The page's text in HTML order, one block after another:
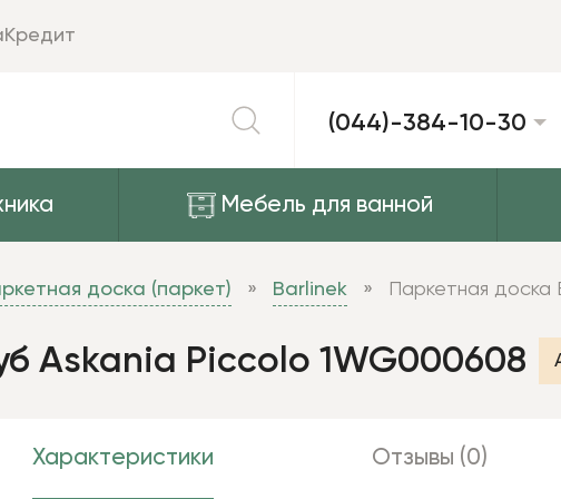
(044)-384-10-30
Мебель для ванной
Кредит
доска (паркет) Barlinek Паркетная доска
Askania Piccolo 1WG000608
Характеристики Отзывы (0)